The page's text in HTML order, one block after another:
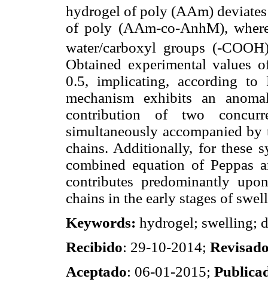
hydrogel of poly (AAm)
of poly (AAm-co-AnhM),
water/carboxyl groups (-
Obtained experimental values
0.5, implicating, according to
mechanism exhibits an
contribution of two
simultaneously accompanied
chains. Additionally, for these
combined equation of Peppas
contributes predominantly
chains in the early stages of
Keywords: hydrogel; swelling;
Recibido: 29-10-2014;
Aceptado: 06-01-2015;